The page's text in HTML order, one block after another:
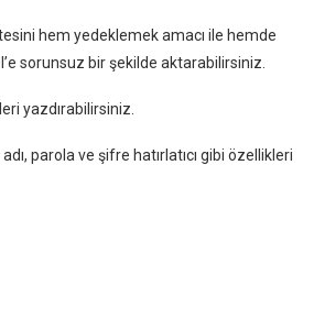
hem yedeklemek amacı ile hemde
sorunsuz bir şekilde aktarabilirsiniz.
yazdırabilirsiniz.
parola ve şifre hatırlatıcı gibi özellikleri